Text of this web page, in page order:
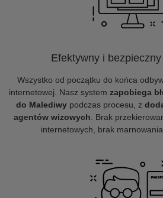
Efektywny i
Wszystko od początku do końca
internetowej. Nasz system zapobiega
do Malediwy podczas procesu, z
agentów wizowych . Brak
internetowych, brak